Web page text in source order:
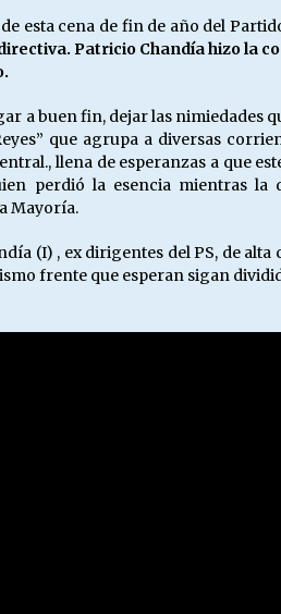
esta cena de fin de año del
Patricio Chandía hizo la
a buen fin, dejar las nimiedades
que agrupa a diversas
llena de esperanzas a que
perdió la esencia mientras
Mayoría.
(I) , ex dirigentes del PS, de
frente que esperan sigan